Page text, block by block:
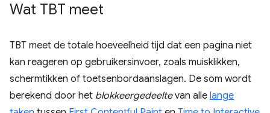
Wat TBT meet
TBT meet de totale hoeveelheid tijd dat een pagina niet
kan reageren op gebruikersinvoer, zoals muisklikken,
schermtikken of toetsenbordaanslagen. De som wordt
berekend door het blokkeergedeeltevan alle lange